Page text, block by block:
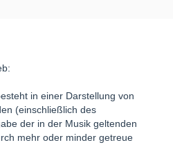
in einer Darstellung von
(einschließlich des
der in der Musik geltenden
mehr oder minder getreue